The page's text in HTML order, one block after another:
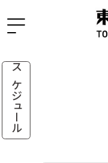
スケジュール